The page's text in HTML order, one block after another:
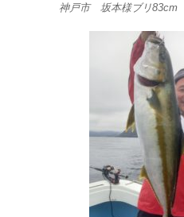
神戸市 坂本様ブリ83cm